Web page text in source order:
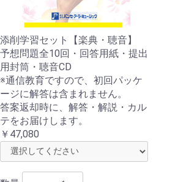
添削学習セット【楽典・聴音】
予想問題全10回・回答用紙・提出
用封筒・聴音CD
※通信教育ですので、初回パッケ
ージに解答は含まれません。
答案返却時に、解答・解説・カル
テをお届けします。
￥47,080
カートへ進む